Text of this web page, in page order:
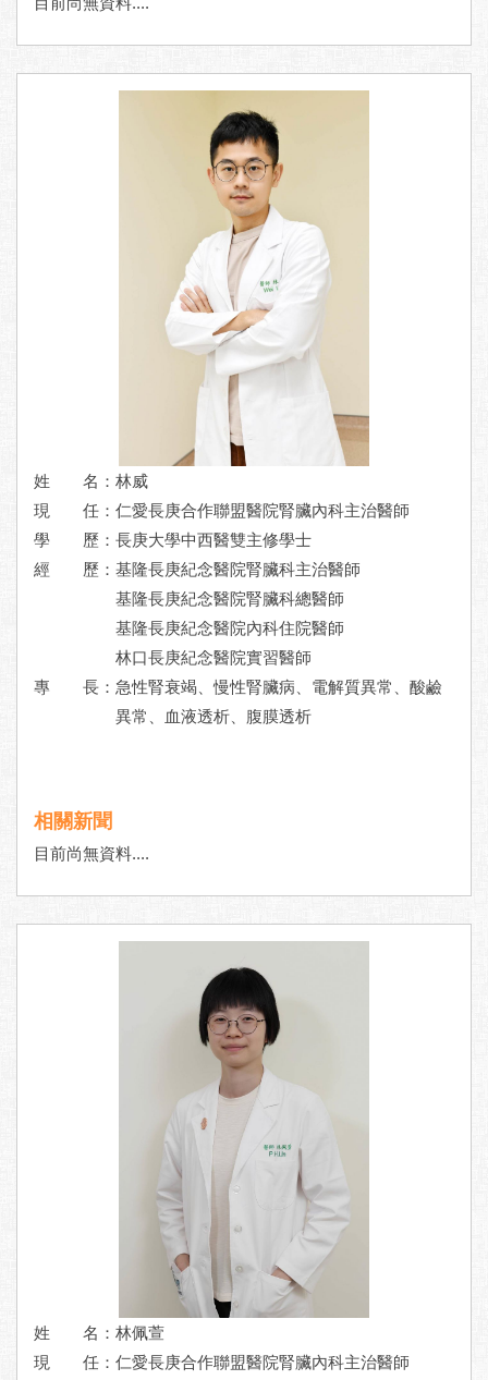
姓 名：林威
現 任： 仁愛長庚合作聯盟醫院腎臟內科主治醫師
學 歷： 長庚大學中西醫雙主修學士
經 歷： 基隆長庚紀念醫院腎臟科主治醫師
基隆長庚紀念醫院腎臟科總醫師
基隆長庚紀念醫院內科住院醫師
林口長庚紀念醫院實習醫師
專 長： 急性腎衰竭、慢性腎臟病、電解質異常、酸鹼
異常、血液透析、腹膜透析
相關新聞
目前尚無資料....
姓 名：林佩萱
現 任： 仁愛長庚合作聯盟醫院腎臟內科主治醫師